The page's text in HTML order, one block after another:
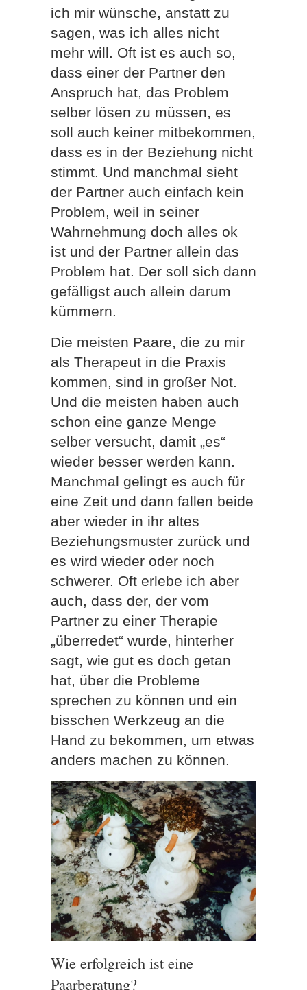
ich mir wünsche, anstatt zu
sagen, was ich alles nicht
mehr will. Oft ist es auch so,
dass einer der Partner den
Anspruch hat, das Problem
selber lösen zu müssen, es
soll auch keiner mitbekommen,
dass es in der Beziehung nicht
stimmt. Und manchmal sieht
der Partner auch einfach kein
Problem, weil in seiner
Wahrnehmung doch alles ok
ist und der Partner allein das
Problem hat. Der soll sich dann
gefälligst auch allein darum
kümmern.
Die meisten Paare, die zu mir
als Therapeut in die Praxis
kommen, sind in großer Not.
Und die meisten haben auch
schon eine ganze Menge
selber versucht, damit „es“
wieder besser werden kann.
Manchmal gelingt es auch für
eine Zeit und dann fallen beide
aber wieder in ihr altes
Beziehungsmuster zurück und
es wird wieder oder noch
schwerer. Oft erlebe ich aber
auch, dass der, der vom
Partner zu einer Therapie
„überredet“ wurde, hinterher
sagt, wie gut es doch getan
hat, über die Probleme
sprechen zu können und ein
bisschen Werkzeug an die
Hand zu bekommen, um etwas
anders machen zu können.
Wie erfolgreich ist eine
Paarberatung?